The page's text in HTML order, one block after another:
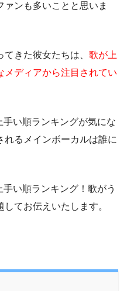
ンも多いことと思いま
きた彼女たちは、 歌が上
メディアから注目されてい
い順ランキングが気にな
れるメインボーカルは誰に
い順ランキング！歌がう
てお伝えいたします。